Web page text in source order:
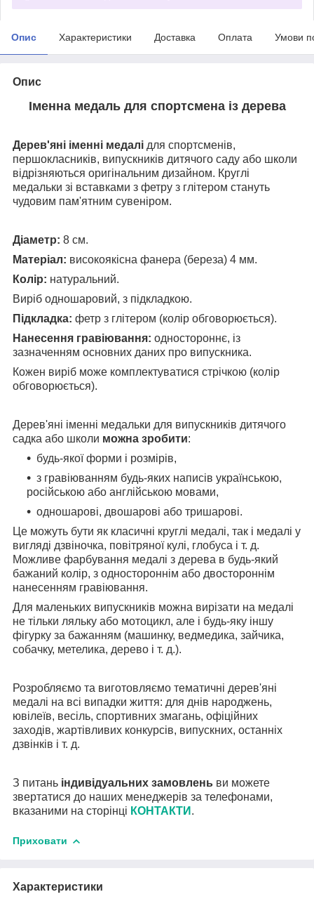
Опис Характеристики Доставка Оплата Умови
Опис
Іменна медаль для спортсмена із дерева
Дерев'яні іменні медалі для спортсменів,
першокласників, випускників дитячого саду або школи
відрізняються оригінальним дизайном. Круглі
медальки зі вставками з фетру з глітером стануть
чудовим пам'ятним сувеніром.
Діаметр: 8 см.
Матеріал: високоякісна фанера (береза) 4 мм.
Колір: натуральний.
Виріб одношаровий, з підкладкою.
Підкладка: фетр з глітером (колір обговорюється).
Нанесення гравіювання: одностороннє, із
зазначенням основних даних про випускника.
Кожен виріб може комплектуватися стрічкою (колір
обговорюється).
Дерев'яні іменні медальки для випускників дитячого
садка або школи можна зробити:
будь-якої форми і розмірів,
з гравіюванням будь-яких написів українською,
російською або англійською мовами,
одношарові, двошарові або тришарові.
Це можуть бути як класичні круглі медалі, так і медалі у
вигляді дзвіночка, повітряної кулі, глобуса і т. д.
Можливе фарбування медалі з дерева в будь-який
бажаний колір, з одностороннім або двостороннім
нанесенням гравіювання.
Для маленьких випускників можна вирізати на медалі
не тільки ляльку або мотоцикл, але і будь-яку іншу
фігурку за бажанням (машинку, ведмедика, зайчика,
собачку, метелика, дерево і т. д.).
Розробляємо та виготовляємо тематичні дерев'яні
медалі на всі випадки життя: для днів народжень,
ювілеїв, весіль, спортивних змагань, офіційних
заходів, жартівливих конкурсів, випускних, останніх
дзвінків і т. д.
З питань індивідуальних замовлень ви можете
звертатися до наших менеджерів за телефонами,
вказаними на сторінці КОНТАКТИ .
Приховати
Характеристики